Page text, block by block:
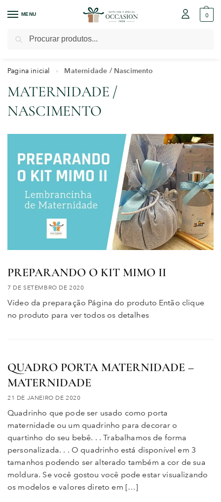
MENU 0
Pagina inicial » Maternidade / Nascimento
MATERNIDADE /
NASCIMENTO
PREPARANDO O KIT MIMO II
7 DE SETEMBRO DE 2020
Vídeo da preparação Página do produto Então clique
no produto para ver todos os detalhes
QUADRO PORTA MATERNIDADE –
MATERNIDADE
21 DE JANEIRO DE 2020
Quadrinho que pode ser usado como porta
maternidade ou um quadrinho para decorar o
quartinho do seu bebê. . . Trabalhamos de forma
personalizada. . . O quadrinho está disponível em 3
tamanhos podendo ser alterado também a cor de sua
moldura. Se você gostou você pode estar visualizando
os modelos e valores direto em […]